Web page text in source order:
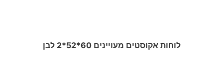
לוחות אקוסטים מעויינים 60*52*2 לבן